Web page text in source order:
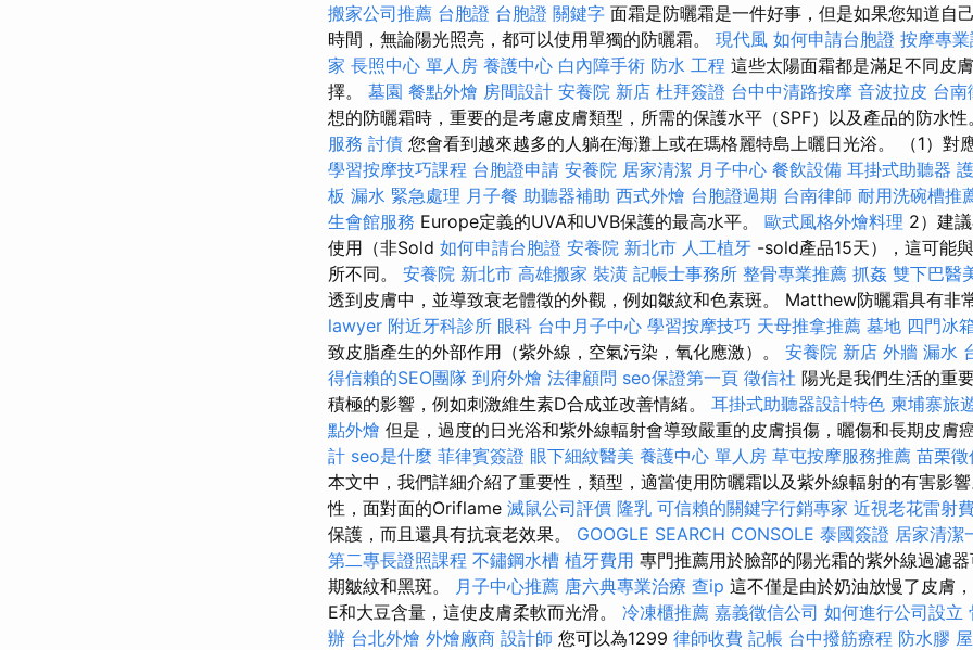
搬家公司推薦 台胞證 台胞證 關鍵字 面霜是防曬霜是一件好事，但是如果您知道自
時間，無論陽光照亮，都可以使用單獨的防曬霜。 現代風 如何申請台胞證 按摩專
家 長照中心 單人房 養護中心 白內障手術 防水 工程 這些太陽面霜都是滿足不同皮
擇。 墓園 餐點外燴 房間設計 安養院 新店 杜拜簽證 台中中清路按摩 音波拉皮 台南
想的防曬霜時，重要的是考慮皮膚類型，所需的保護水平（SPF）以及產品的防水性
服務 討債 您會看到越來越多的人躺在海灘上或在瑪格麗特島上曬日光浴。 （1）對
學習按摩技巧課程 台胞證申請 安養院 居家清潔 月子中心 餐飲設備 耳掛式助聽器
板 漏水 緊急處理 月子餐 助聽器補助 西式外燴 台胞證過期 台南律師 耐用洗碗槽推
生會館服務 Europe定義的UVA和UVB保護的最高水平。 歐式風格外燴料理 2）建
使用（非Sold 如何申請台胞證 安養院 新北市 人工植牙 -sold產品15天），這可能
所不同。 安養院 新北市 高雄搬家 裝潢 記帳士事務所 整骨專業推薦 抓姦 雙下巴醫
透到皮膚中，並導致衰老體徵的外觀，例如皺紋和色素斑。 Matthew防曬霜具有非
lawyer 附近牙科診所 眼科 台中月子中心 學習按摩技巧 天母推拿推薦 墓地 四門冰
致皮脂產生的外部作用（紫外線，空氣污染，氧化應激）。 安養院 新店 外牆 漏水
得信賴的SEO團隊 到府外燴 法律顧問 seo保證第一頁 徵信社 陽光是我們生活的重
積極的影響，例如刺激維生素D合成並改善情緒。 耳掛式助聽器設計特色 柬埔寨旅
點外燴 但是，過度的日光浴和紫外線輻射會導致嚴重的皮膚損傷，曬傷和長期皮膚
計 seo是什麼 菲律賓簽證 眼下細紋醫美 養護中心 單人房 草屯按摩服務推薦 苗栗徵
本文中，我們詳細介紹了重要性，類型，適當使用防曬霜以及紫外線輻射的有害影
性，面對面的Oriflame 滅鼠公司評價 隆乳 可信賴的關鍵字行銷專家 近視老花雷射
保護，而且還具有抗衰老效果。 GOOGLE SEARCH CONSOLE 泰國簽證 居家清潔
第二專長證照課程 不鏽鋼水槽 植牙費用 專門推薦用於臉部的陽光霜的紫外線過濾
期皺紋和黑斑。
月子中心推薦 唐六典專業治療 查ip 這不僅是由於奶油放慢了皮膚
E和大豆含量，這使皮膚柔軟而光滑。 冷凍櫃推薦 嘉義徵信公司 如何進行公司設立
辦 台北外燴 外燴廠商 設計師 您可以為1299 律師收費 記帳 台中撥筋療程 防水膠